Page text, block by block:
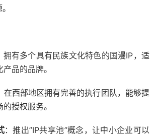
拥有多个具有民族文化特色的国漫IP，适
品的品牌。
在西部地区拥有完善的执行团队，能够提
授权服务。
：推出”IP共享池”概念，让中小企业可以